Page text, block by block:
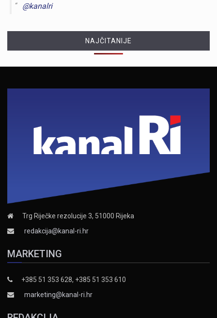
@kanalri
NAJČITANIJE
Trg Riječke rezolucije 3, 51000 Rijeka
redakcija@kanal-ri.hr
MARKETING
+385 51 353 628, +385 51 353 610
marketing@kanal-ri.hr